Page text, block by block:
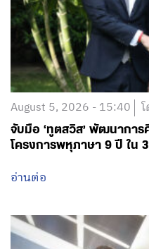
August 5, 2026 - 15:40
จับมือ ‘ทูตสวิส’ พัฒนาการ
โครงการพหุภาษา 9 ปี ใน
อ่านต่อ